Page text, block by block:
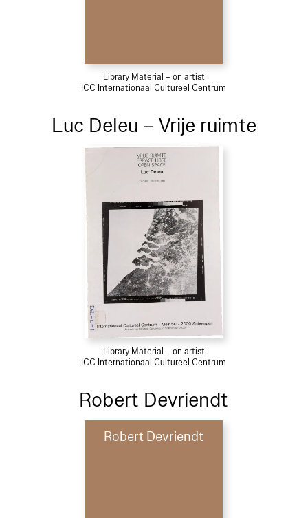
Library Material – on artist
ICC Internationaal Cultureel Centrum
Luc Deleu – Vrije ruimte
Library Material – on artist
ICC Internationaal Cultureel Centrum
Robert Devriendt
Robert Devriendt